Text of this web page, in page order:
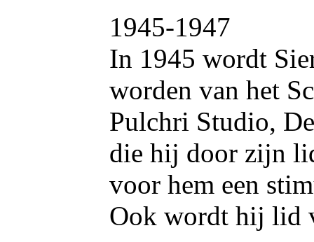
1945-1947
In 1945 wordt
worden van het
Pulchri Studio,
die hij door zijn
voor hem een
Ook wordt hij lid